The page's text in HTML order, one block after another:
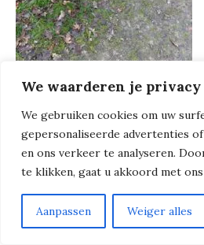
We waarderen je privacy
We gebruiken cookies om uw
gepersonaliseerde advertenties
en ons verkeer te analyseren.
te klikken, gaat u akkoord met
Aanpassen Weiger alles
© 2018 - 2026Milliers